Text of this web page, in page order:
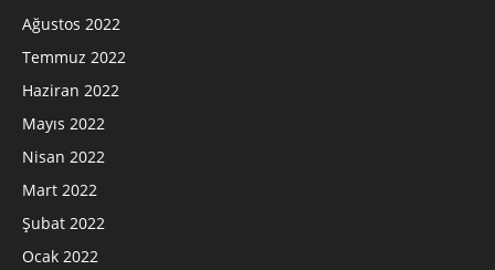
Ağustos 2022
Temmuz 2022
Haziran 2022
Mayıs 2022
Nisan 2022
Mart 2022
Şubat 2022
Ocak 2022